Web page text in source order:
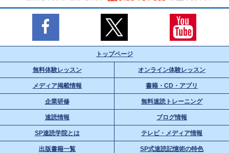
トップページ
無料体験レッスン オンライン体験レッスン
メディア掲載情報 書籍・CD・アプリ
企業研修 無料速読トレーニング
速読情報 ブログ情報
SP速読学院とは テレビ・メディア情報
出版書籍一覧 SP式速読記憶術の特色